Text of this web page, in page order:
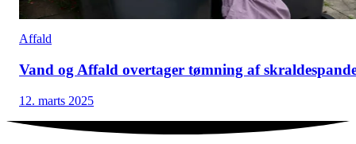
Affald
Vand og Affald overtager tømning af
12. marts 2025